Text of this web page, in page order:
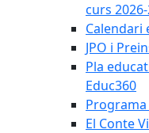
curs
Calendari
JPO i
Pla
Educ360
Programa
El Conte